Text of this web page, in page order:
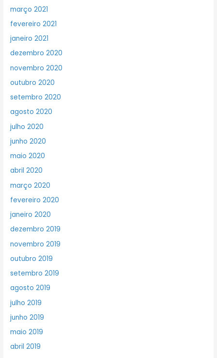
março 2021
fevereiro 2021
janeiro 2021
dezembro 2020
novembro 2020
outubro 2020
setembro 2020
agosto 2020
julho 2020
junho 2020
maio 2020
abril 2020
março 2020
fevereiro 2020
janeiro 2020
dezembro 2019
novembro 2019
outubro 2019
setembro 2019
agosto 2019
julho 2019
junho 2019
maio 2019
abril 2019